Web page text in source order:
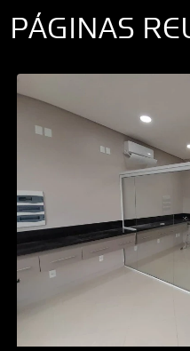
PÁGINAS